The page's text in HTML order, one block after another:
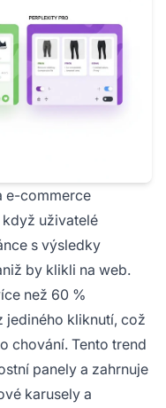
e-commerce
uživatelé
s výsledky
by klikli na web.
než 60 %
jediného kliknutí, což
chování. Tento trend
panely a zahrnuje
karusely a